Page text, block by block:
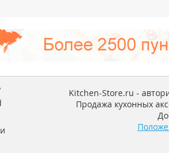
Kitchen-Store.ru -
Продажа кухонных